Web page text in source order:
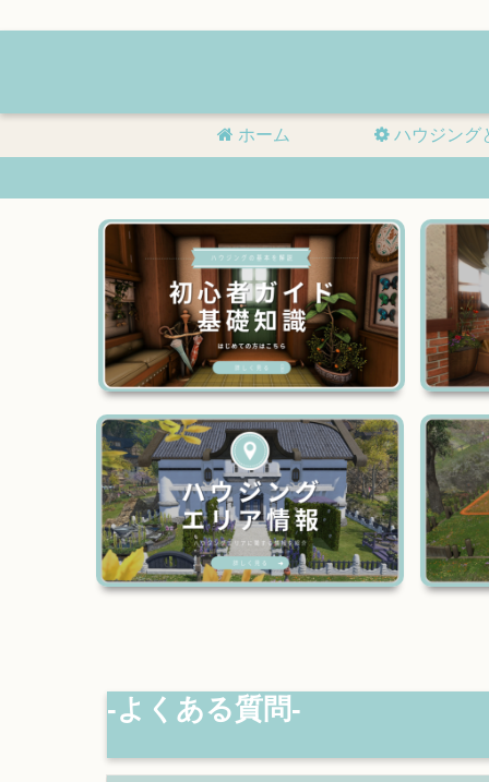
ホーム ハウジング
‐よくある質問‐